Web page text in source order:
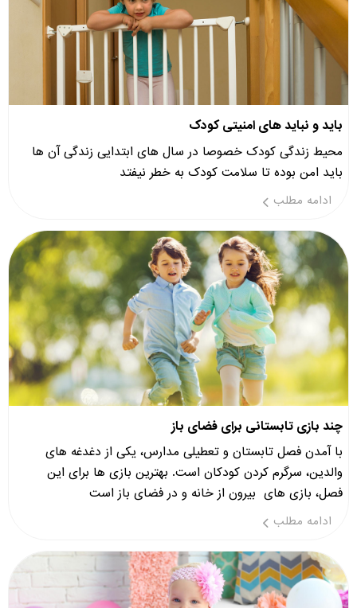
باید و نباید های امنیتی کودک
محیط زندگی کودک خصوصا در سال های ابتدایی زندگی آن ها
باید امن بوده تا سلامت کودک به خطر نیفتد
ادامه مطلب
چند بازی تابستانی برای فضای باز
با آمدن فصل تابستان و تعطیلی مدارس، یکی از دغدغه های
والدین، سرگرم کردن کودکان است. بهترین بازی ها برای این
فصل، بازی های بیرون از خانه و در فضای باز است
ادامه مطلب